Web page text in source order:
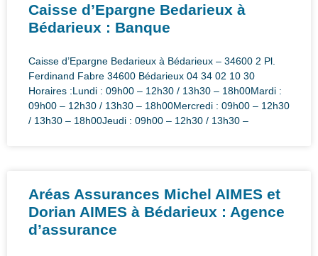
Caisse d’Epargne Bedarieux à
Bédarieux : Banque
Caisse d’Epargne Bedarieux à Bédarieux – 34600 2 Pl.
Ferdinand Fabre 34600 Bédarieux 04 34 02 10 30
Horaires :Lundi : 09h00 – 12h30 / 13h30 – 18h00Mardi :
09h00 – 12h30 / 13h30 – 18h00Mercredi : 09h00 – 12h30
/ 13h30 – 18h00Jeudi : 09h00 – 12h30 / 13h30 –
Aréas Assurances Michel AIMES et
Dorian AIMES à Bédarieux : Agence
d’assurance